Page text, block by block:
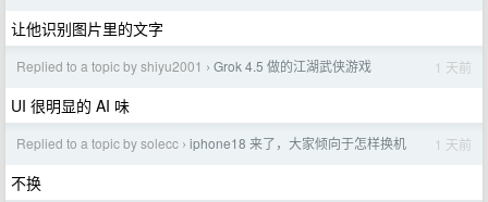
让他识别图片里的文字
Replied to a topic by shiyu2001 › Grok 4.5 做的江湖武侠游戏 1 天前
UI 很明显的 AI 味
Replied to a topic by solecc › iphone18 来了，大家倾向于怎样换机 1 天前
不换